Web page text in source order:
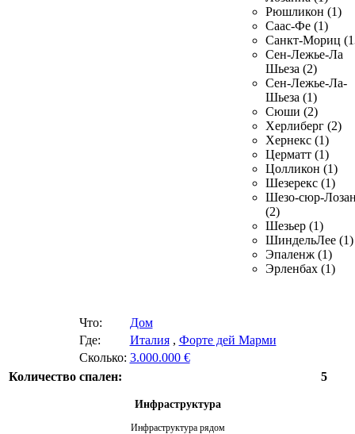
Рюшликон (1)
Саас-Фе (1)
Санкт-Мориц
Сен-Лежье-Ла
Шьеза (2)
Сен-Лежье-Ла-
Шьеза (1)
Сюши (2)
Херлиберг (2)
Хернекс (1)
Церматт (1)
Цолликон (1)
Шезерекс (1)
Шезо-сюр-
(2)
Шезьер (1)
ШиндельЛее (1)
Эпаленж (1)
Эрленбах (1)
Что:
Дом
Где:
Италия, Форте дей Марми
Сколько: 3.000.000 €
Количество спален:
5
Инфраструктура
Инфраструктура рядом